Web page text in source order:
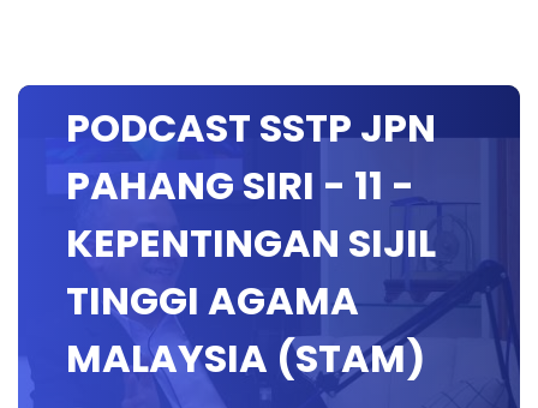
PODCAST SSTP JPN
PAHANG SIRI - 11 -
KEPENTINGAN SIJIL
TINGGI AGAMA
MALAYSIA (STAM)